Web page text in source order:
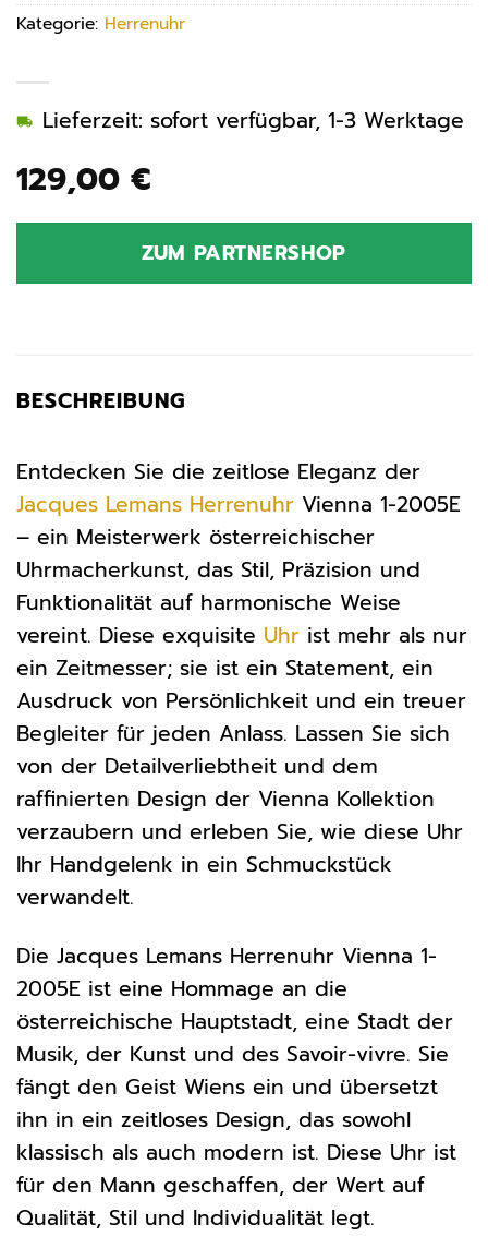
129,00 €
Lieferzeit: sofort verfügbar, 1-3 Werktage
ZUM PARTNERSHOP
Kategorie: Herrenuhr
BESCHREIBUNG
Entdecken Sie die zeitlose Eleganz der
Jacques Lemans Herrenuhr Vienna 1-2005E
– ein Meisterwerk österreichischer
Uhrmacherkunst, das Stil, Präzision und
Funktionalität auf harmonische Weise
vereint. Diese exquisite Uhr ist mehr als nur
ein Zeitmesser; sie ist ein Statement, ein
Ausdruck von Persönlichkeit und ein treuer
Begleiter für jeden Anlass. Lassen Sie sich
von der Detailverliebtheit und dem
raffinierten Design der Vienna Kollektion
verzaubern und erleben Sie, wie diese Uhr
Ihr Handgelenk in ein Schmuckstück
verwandelt.
Die Jacques Lemans Herrenuhr Vienna 1-
2005E ist eine Hommage an die
österreichische Hauptstadt, eine Stadt der
Musik, der Kunst und des Savoir-vivre. Sie
fängt den Geist Wiens ein und übersetzt
ihn in ein zeitloses Design, das sowohl
klassisch als auch modern ist. Diese Uhr ist
für den Mann geschaffen, der Wert auf
Qualität, Stil und Individualität legt.